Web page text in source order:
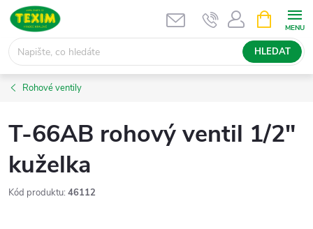
Přejít
obsah
HLEDAT
NÁKUPNÍ
KOŠÍK
Rohové ventily
T-66AB rohový ventil 1/2"
kuželka
Kód produktu: 46112